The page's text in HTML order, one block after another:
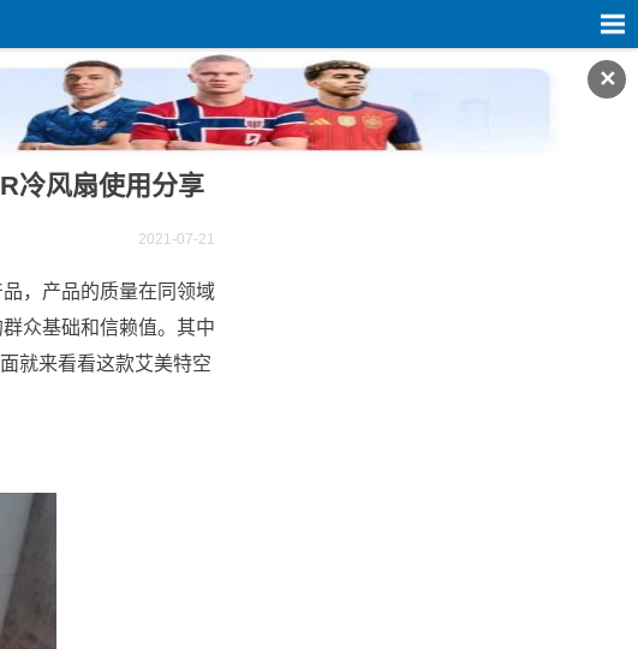
✕
冷风扇使用分享
2021-07-21
，产品的质量在同领域
众基础和信赖值。其中
就来看看这款艾美特空